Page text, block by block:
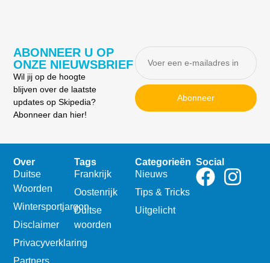
ABONNEER U OP
ONZE NIEUWSBRIEF
Wil jij op de hoogte
blijven over de laatste
updates op Skipedia?
Abonneer dan hier!
Abonneer
Over
Duitse
Woorden
Wintersportjargon
Disclaimer
Privacyverklaring
Partners
Tags
Frankrijk
Oostenrijk
Duitse
woorden
Categorieën
Nieuws
Tips & Tricks
Uitgelicht
Social